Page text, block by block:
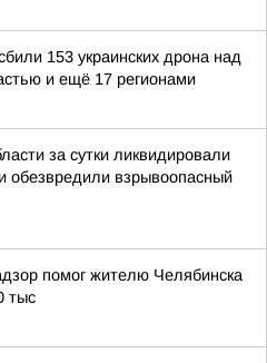
153 украинских дрона над
и ещё 17 регионами
за сутки ликвидировали
обезвредили взрывоопасный
помог жителю Челябинска
тыс